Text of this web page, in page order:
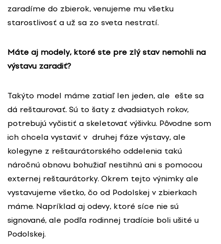
zaradíme do zbierok, venujeme mu všetku
starostlivosť a už sa zo sveta nestratí.
Máte aj modely, ktoré ste pre zlý stav nemohli na
výstavu zaradiť?
Takýto model máme zatiaľ len jeden, ale ešte sa
dá reštaurovať. Sú to šaty z dvadsiatych rokov,
potrebujú vyčistiť a skeletovať výšivku. Pôvodne som
ich chcela vystaviť v druhej fáze výstavy, ale
kolegyne z reštaurátorského oddelenia takú
náročnú obnovu bohužiaľ nestihnú ani s pomocou
externej reštaurátorky. Okrem tejto výnimky ale
vystavujeme všetko, čo od Podolskej v zbierkach
máme. Napríklad aj odevy, ktoré síce nie sú
signované, ale podľa rodinnej tradície boli ušité u
Podolskej.